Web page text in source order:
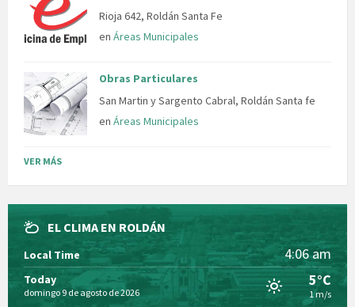
Rioja 642, Roldán Santa Fe
en Áreas Municipales
Obras Particulares
San Martin y Sargento Cabral, Roldán Santa fe
en Áreas Municipales
VER MÁS
EL CLIMA EN ROLDÁN
Local Time 4:06 am
Today
domingo 9 de agosto de 2026
5°C
1 m/s